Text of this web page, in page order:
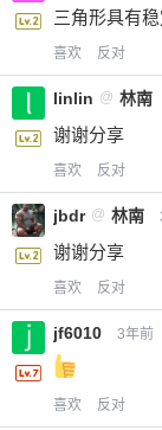
三角形具有
喜欢 反对
linlin @ 林南
谢谢分享
喜欢 反对
jbdr @ 林南
谢谢分享
喜欢 反对
jf6010 3年前
喜欢 反对